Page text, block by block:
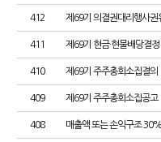
412 제69기 의결권대리행사권
411 제69기 현금·현물배당결정
410 제69기 주주총회소집결의
409 제69기 주주총회소집공고
408 매출액 또는 손익구조